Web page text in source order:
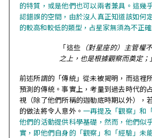
的特質，或是他們也可以兩者兼具。這幾
認錯誤的空間，由於沒人真正知道該如何
的較高和較低的類型，占星家無須為不正
「這些 （對星座的）主管權
之上，也是根據觀察而奠定； 」
前述所謂的「傳統」從未被揭明，而這裡
預測的傳統。事實上，考量到過去時代的
視（除了他們所稱的迦勒底時期以外），
的做法將令人意外。 一再提及「觀察」和
他們的活動提供科學基礎，然而，他們似
實，即他們自身的「觀察」和「經驗」未